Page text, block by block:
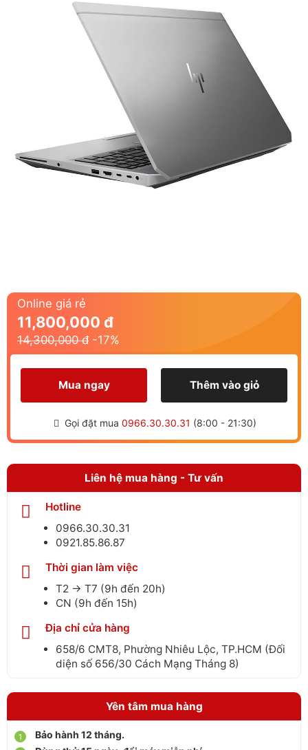
Online giá rẻ
11,800,000 đ
14,300,000 đ -17%
Mua ngay Thêm vào giỏ
Gọi đặt mua 0966.30.30.31 (8:00 - 21:30)
Liên hệ mua hàng - Tư vấn
Hotline
0966.30.30.31
0921.85.86.87
Thời gian làm việc
T2 → T7 (9h đến 20h)
CN (9h đến 15h)
Địa chỉ cửa hàng
658/6 CMT8, Phường Nhiêu Lộc, TP.HCM (Đối
diện số 656/30 Cách Mạng Tháng 8)
Yên tâm mua hàng
Bảo hành 12 tháng.